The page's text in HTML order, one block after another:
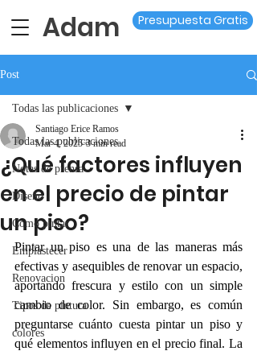
Adam Presupuesta Gratis
Post
Todas las publicaciones
Notas de prensa
Diseño
Como pintar
Emplastecer
Renovacion
Tipos de pintura
colores
Todas las publicaciones
¿Qué factores influyen
en el precio de pintar
un piso?
Santiago Erice Ramos
Mar 4, 2025 3 min read
Pintar un piso es una de las maneras más
efectivas y asequibles de renovar un espacio,
aportando frescura y estilo con un simple
cambio de color. Sin embargo, es común
preguntarse cuánto cuesta pintar un piso y
qué elementos influyen en el precio final. La